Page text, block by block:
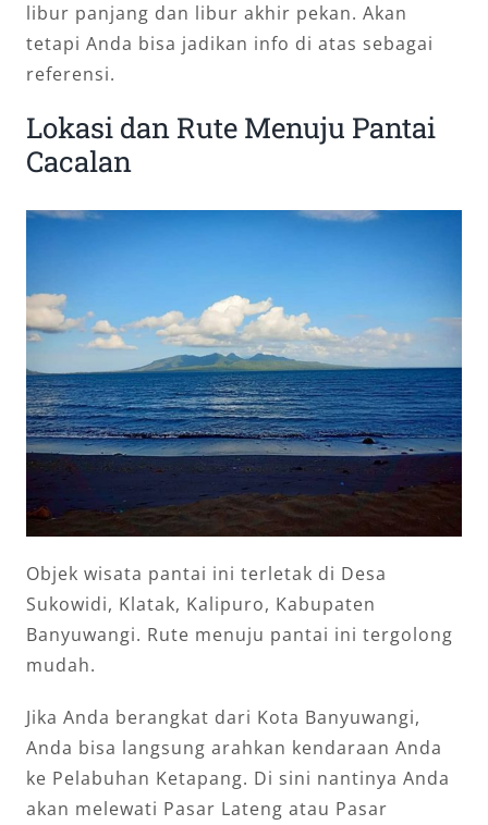
libur panjang dan libur akhir pekan. Akan
tetapi Anda bisa jadikan info di atas sebagai
referensi.
Lokasi dan Rute Menuju Pantai
Cacalan
Objek wisata pantai ini terletak di Desa
Sukowidi, Klatak, Kalipuro, Kabupaten
Banyuwangi. Rute menuju pantai ini tergolong
mudah.
Jika Anda berangkat dari Kota Banyuwangi,
Anda bisa langsung arahkan kendaraan Anda
ke Pelabuhan Ketapang. Di sini nantinya Anda
akan melewati Pasar Lateng atau Pasar